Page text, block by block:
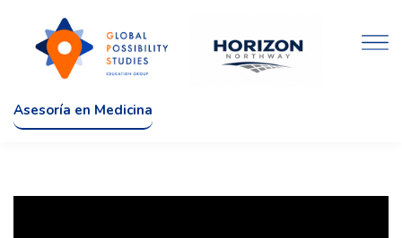
Asesoría en Medicina